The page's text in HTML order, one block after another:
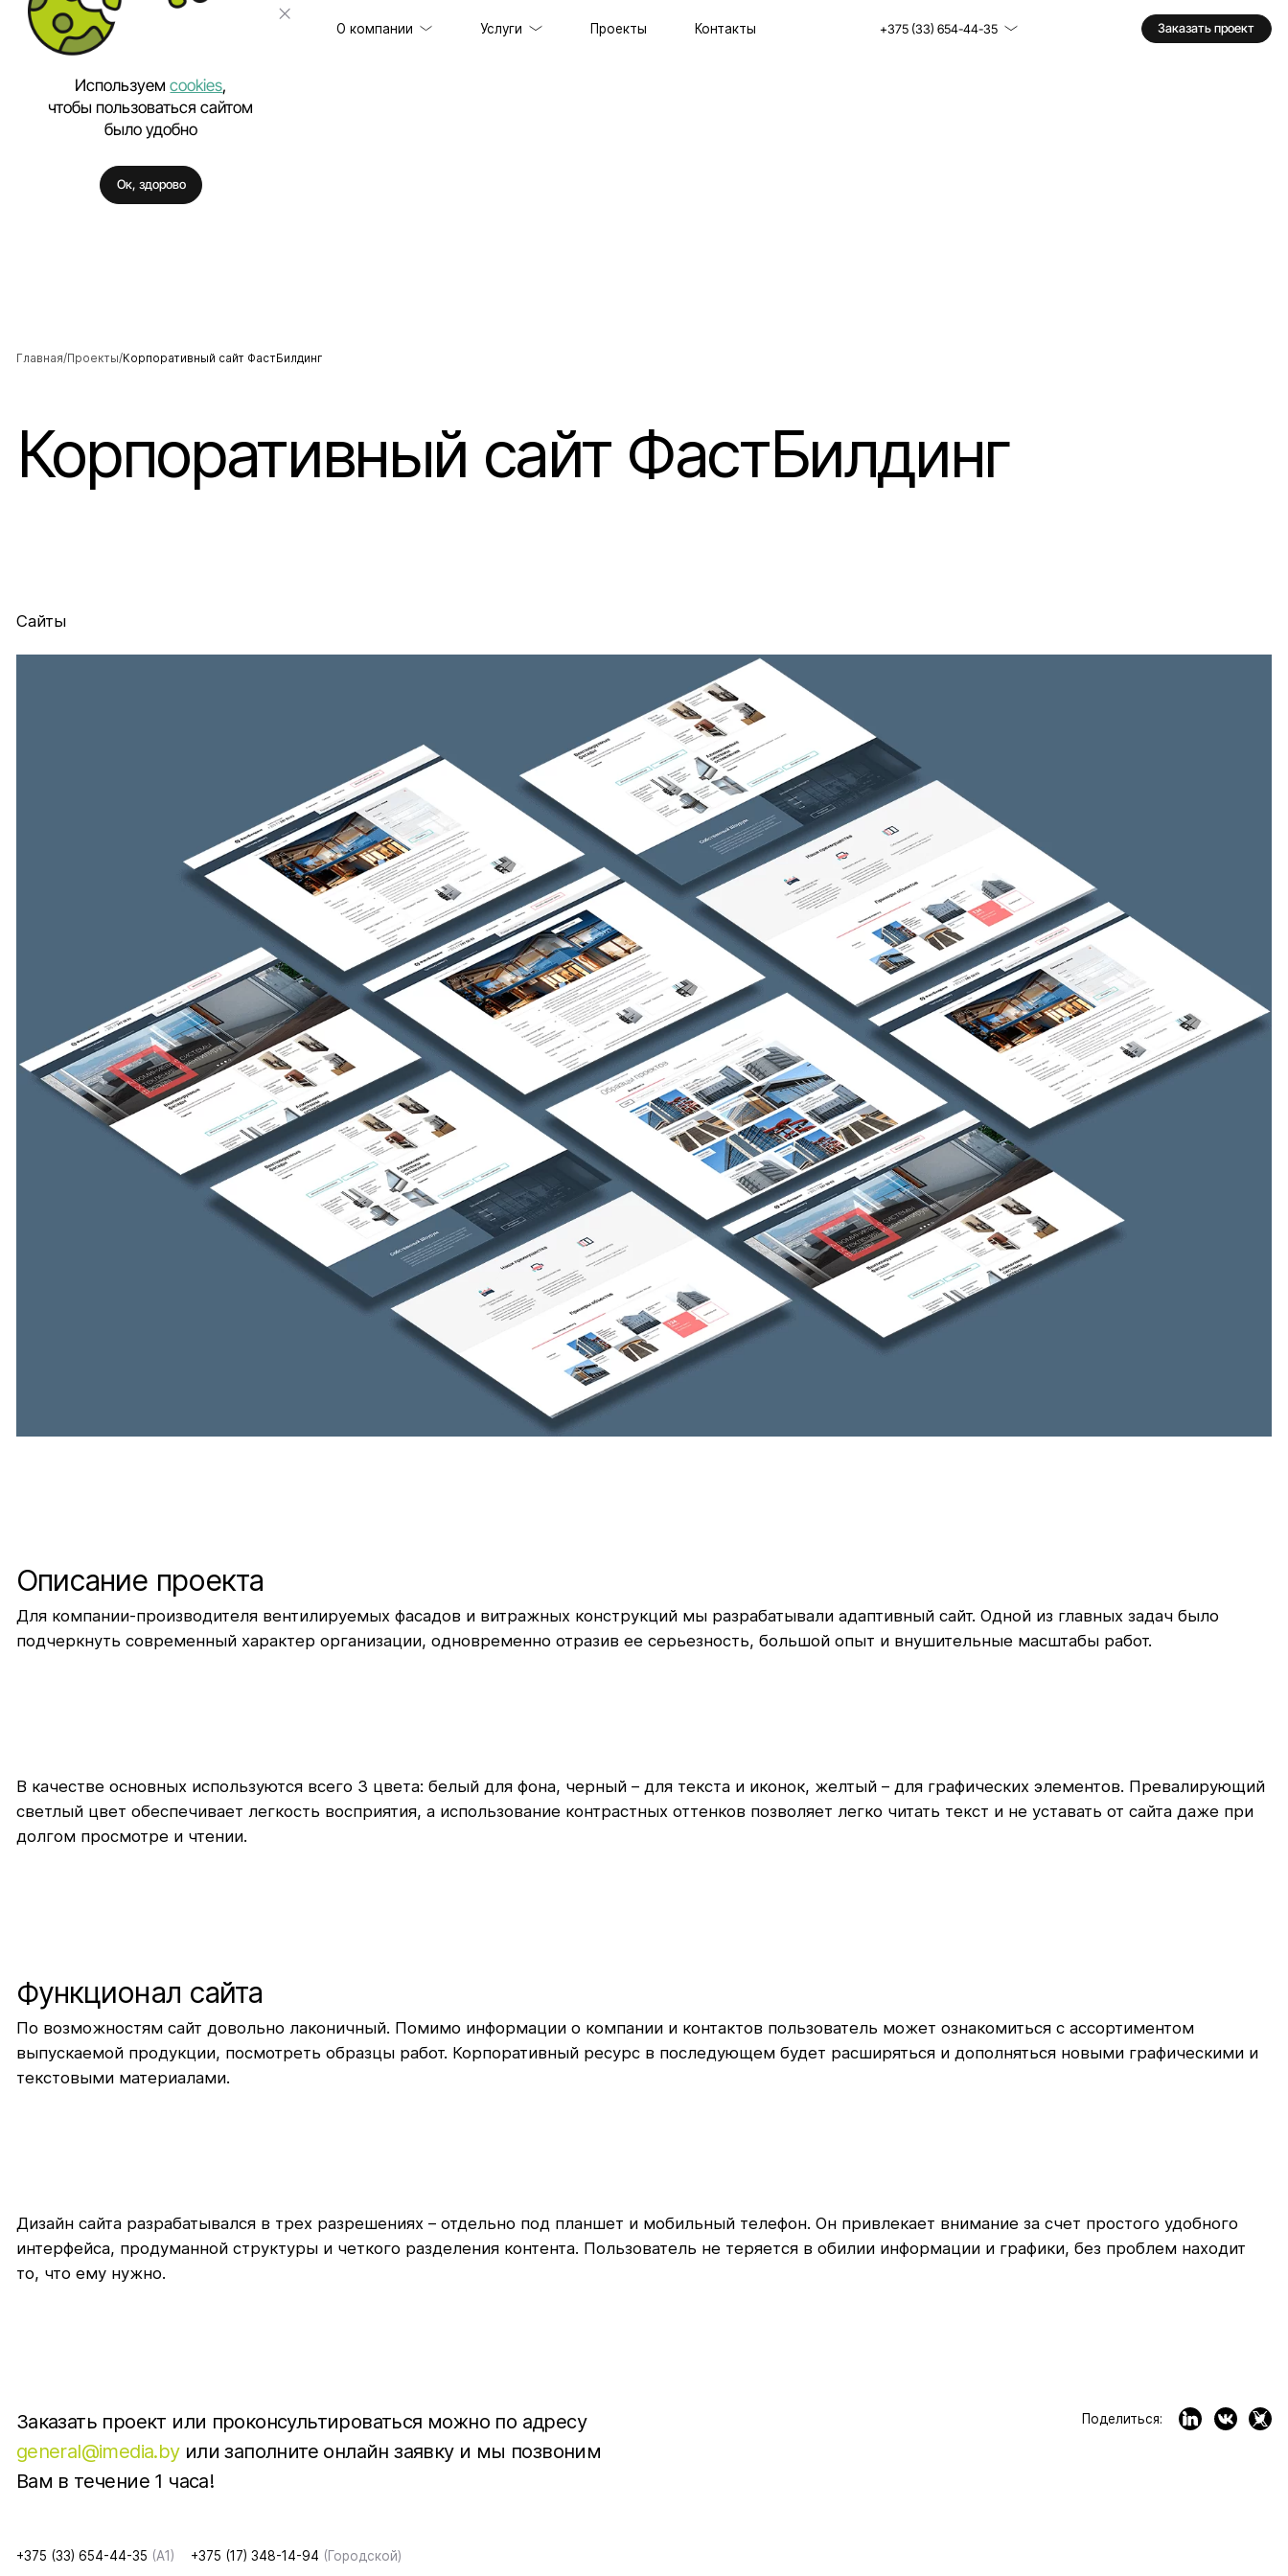
О компании Услуги Проекты Контакты +375 (33) 654-44-35 Заказать проект
Главная Проекты Корпоративный сайт ФастБилдинг
Корпоративный сайт ФастБилдинг
Сайты
Описание проекта
Для компании-производителя вентилируемых фасадов и витражных конструкций мы разрабатывали адаптивный сайт. Одной из главных задач было
подчеркнуть современный характер организации, одновременно отразив ее серьезность, большой опыт и внушительные масштабы работ.
В качестве основных используются всего 3 цвета: белый для фона, черный – для текста и иконок, желтый – для графических элементов. Превалирующий
светлый цвет обеспечивает легкость восприятия, а использование контрастных оттенков позволяет легко читать текст и не уставать от сайта даже при
долгом просмотре и чтении.
Функционал сайта
По возможностям сайт довольно лаконичный. Помимо информации о компании и контактов пользователь может ознакомиться с ассортиментом
выпускаемой продукции, посмотреть образцы работ. Корпоративный ресурс в последующем будет расширяться и дополняться новыми графическими и
текстовыми материалами.
Дизайн сайта разрабатывался в трех разрешениях – отдельно под планшет и мобильный телефон. Он привлекает внимание за счет простого удобного
интерфейса, продуманной структуры и четкого разделения контента. Пользователь не теряется в обилии информации и графики, без проблем находит
то, что ему нужно.
Заказать проект или проконсультироваться можно по адресу
general@imedia.byили заполните онлайн заявку и мы позвоним
Вам в течение 1 часа!
+375 (33) 654-44-35 (A1) +375 (17) 348-14-94 (Городской)
Поделиться:
Используемcookies,
чтобы пользоваться сайтом
было удобно
Ок, здорово